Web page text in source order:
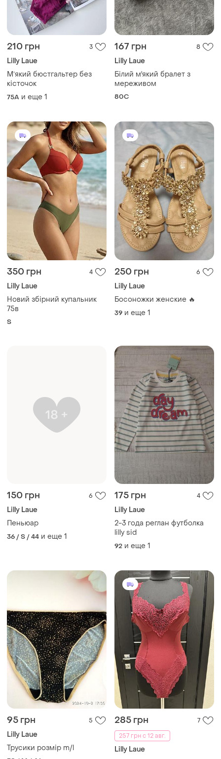
210 грн 3
Lilly Laue
Мʼякий бюстгальтер без
кісточок
75A и еще 1
167 грн 8
Lilly Laue
Білий м'який бралет з
мереживом
80C
350 грн 4
Lilly Laue
Новий збірний купальник
75в
S
250 грн 6
Lilly Laue
Босоножки женские 🔥
39 и еще 1
150 грн 6
Lilly Laue
Пеньюар
36 / S / 44 и еще 1
175 грн 4
Lilly Laue
2-3 года реглан футболка
lilly sid
92 и еще 1
95 грн 5
Lilly Laue
Трусики розмір m/l
285 грн
7
257 грн с 12 авг.
Lilly Laue